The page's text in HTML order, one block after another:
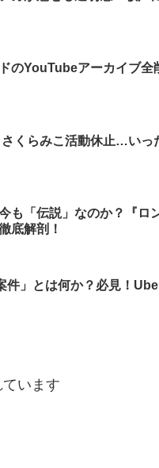
のYouTubeアーカイブ全
さくらみこ活動休止…いっ
も「伝説」なのか？『
底解剖！
件」とは何か？必見！
います